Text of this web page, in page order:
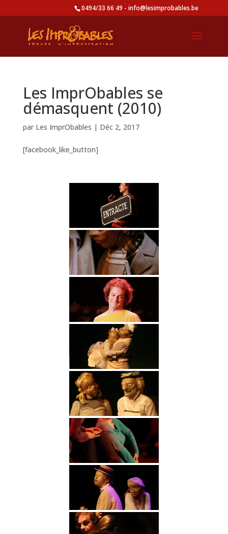
0494/33 66 49 - info@lesimprobables.be
Les ImprObables se
démasquent (2010)
par Les ImprObables | Déc 2, 2017
[facebook_like_button]